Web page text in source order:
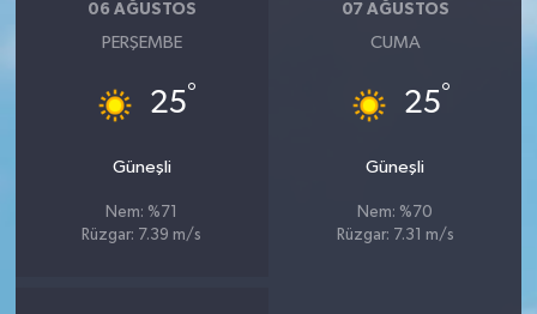
06 AĞUSTOS
PERŞEMBE
25°
Güneşli
Nem: %71
Rüzgar: 7.39 m/s
07 AĞUSTOS
CUMA
25°
Güneşli
Nem: %70
Rüzgar: 7.31 m/s